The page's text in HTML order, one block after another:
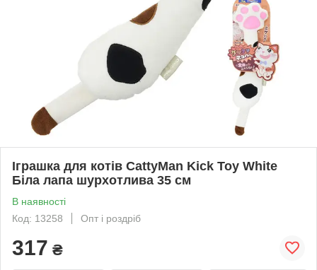
Іграшка для котів CattyMan Kick Toy White
Біла лапа шурхотлива 35 см
В наявності
Код: 13258
Опт і роздріб
317 ₴